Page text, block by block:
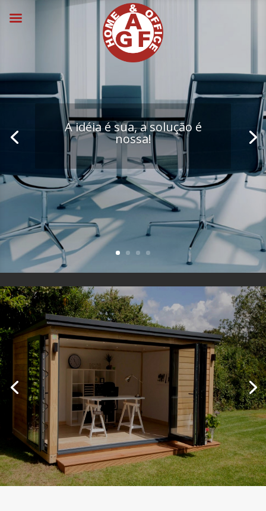
A idéia é sua, a solução é
nossa!
Projetos Personalizados